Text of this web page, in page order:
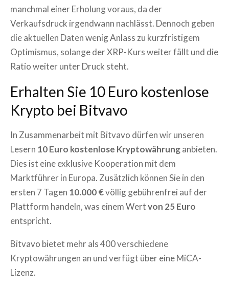
manchmal einer Erholung voraus, da der
Verkaufsdruck irgendwann nachlässt. Dennoch geben
die aktuellen Daten wenig Anlass zu kurzfristigem
Optimismus, solange der XRP-Kurs weiter fällt und die
Ratio weiter unter Druck steht.
Erhalten Sie 10 Euro kostenlose
Krypto bei Bitvavo
In Zusammenarbeit mit Bitvavo dürfen wir unseren
Lesern 10 Euro kostenlose Kryptowährunganbieten.
Dies ist eine exklusive Kooperation mit dem
Marktführer in Europa. Zusätzlich können Sie in den
ersten 7 Tagen 10.000 €völlig gebührenfrei auf der
Plattform handeln, was einem Wertvon 25 Euro
entspricht.
Bitvavo bietet mehr als 400 verschiedene
Kryptowährungen an und verfügt über eine MiCA-
Lizenz.